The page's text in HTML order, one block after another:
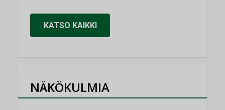
KATSO KAIKKI
NÄKÖKULMIA